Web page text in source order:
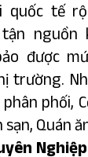
quốc tế
nguồn
được
trường.
phối,
sạn, Quán
Nghiệp